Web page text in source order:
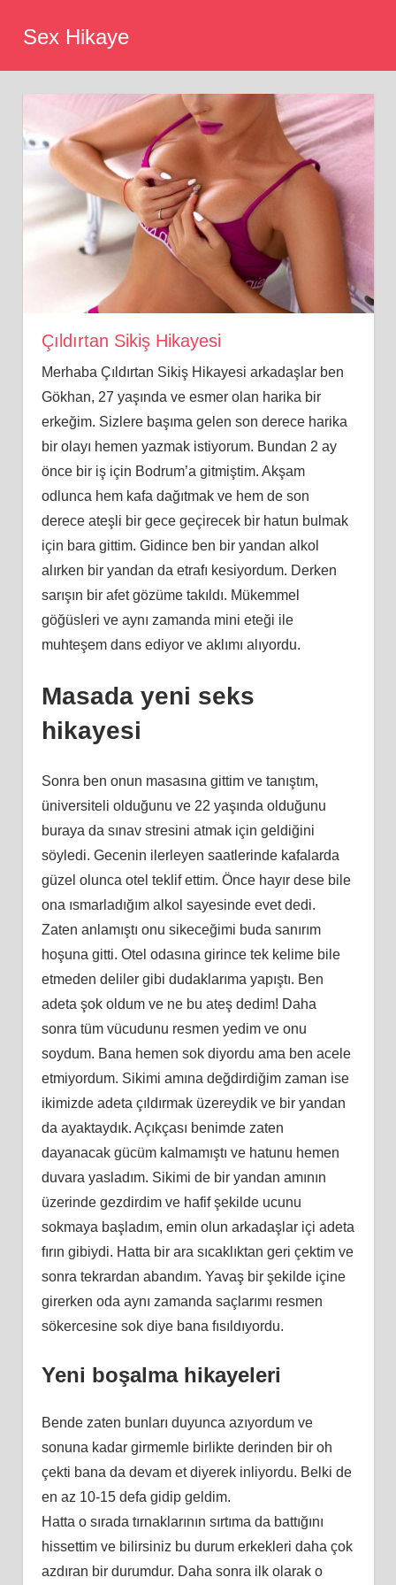
Sex Hikaye
Çıldırtan Sikiş Hikayesi
Merhaba Çıldırtan Sikiş Hikayesi arkadaşlar ben
Gökhan, 27 yaşında ve esmer olan harika bir
erkeğim. Sizlere başıma gelen son derece harika
bir olayı hemen yazmak istiyorum. Bundan 2 ay
önce bir iş için Bodrum’a gitmiştim. Akşam
odlunca hem kafa dağıtmak ve hem de son
derece ateşli bir gece geçirecek bir hatun bulmak
için bara gittim. Gidince ben bir yandan alkol
alırken bir yandan da etrafı kesiyordum. Derken
sarışın bir afet gözüme takıldı. Mükemmel
göğüsleri ve aynı zamanda mini eteği ile
muhteşem dans ediyor ve aklımı alıyordu.
Masada yeni seks
hikayesi
Sonra ben onun masasına gittim ve tanıştım,
üniversiteli olduğunu ve 22 yaşında olduğunu
buraya da sınav stresini atmak için geldiğini
söyledi. Gecenin ilerleyen saatlerinde kafalarda
güzel olunca otel teklif ettim. Önce hayır dese bile
ona ısmarladığım alkol sayesinde evet dedi.
Zaten anlamıştı onu sikeceğimi buda sanırım
hoşuna gitti. Otel odasına girince tek kelime bile
etmeden deliler gibi dudaklarıma yapıştı. Ben
adeta şok oldum ve ne bu ateş dedim! Daha
sonra tüm vücudunu resmen yedim ve onu
soydum. Bana hemen sok diyordu ama ben acele
etmiyordum. Sikimi amına değdirdiğim zaman ise
ikimizde adeta çıldırmak üzereydik ve bir yandan
da ayaktaydık. Açıkçası benimde zaten
dayanacak gücüm kalmamıştı ve hatunu hemen
duvara yasladım. Sikimi de bir yandan amının
üzerinde gezdirdim ve hafif şekilde ucunu
sokmaya başladım, emin olun arkadaşlar içi adeta
fırın gibiydi. Hatta bir ara sıcaklıktan geri çektim ve
sonra tekrardan abandım. Yavaş bir şekilde içine
girerken oda aynı zamanda saçlarımı resmen
sökercesine sok diye bana fısıldıyordu.
Yeni boşalma hikayeleri
Bende zaten bunları duyunca azıyordum ve
sonuna kadar girmemle birlikte derinden bir oh
çekti bana da devam et diyerek inliyordu. Belki de
en az 10-15 defa gidip geldim.
Hatta o sırada tırnaklarının sırtıma da battığını
hissettim ve bilirsiniz bu durum erkekleri daha çok
azdıran bir durumdur. Daha sonra ilk olarak o